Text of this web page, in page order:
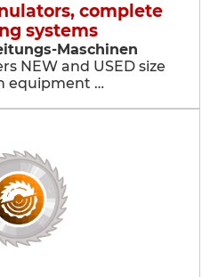
complete
systems
Maschinen
NEW and USED size
equipment …